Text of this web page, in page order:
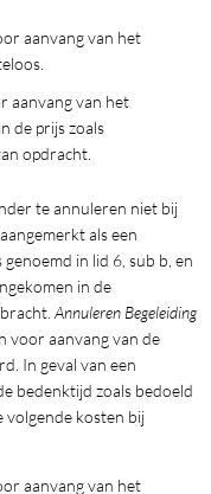
aanvang van het
aanvang van het
de prijs zoals
opdracht.
te annuleren niet bij
als een
in lid 6, sub b, en
in de
Annuleren Begeleiding
voor aanvang van de
In geval van een
bedenktijd zoals bedoeld
volgende kosten bij
aanvang van het